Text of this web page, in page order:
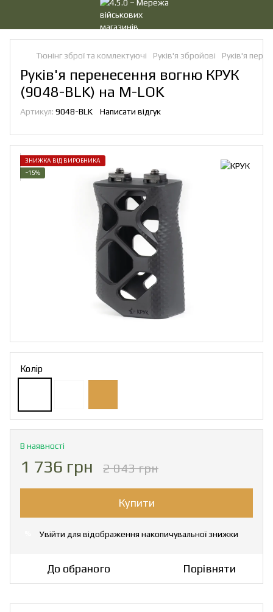
Тюнінг зброї та комлектуючі Руків'я збройові Руків'я
Руків'я перенесення вогню КРУК
(9048-BLK) на M-LOK
Артикул: 9048-BLK Написати відгук
ЗНИЖКА ВІД ВИРОБНИКА
−15%
Колір
В наявності
1 736 грн 2 043 грн
Купити
Увійти для відображення накопичувальної знижки
До обраного Порівняти